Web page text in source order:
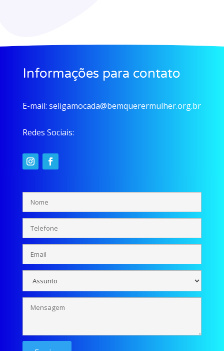
Informações para contato
E-mail: seligamocada@bemquerermulher.org.br
Redes Sociais: